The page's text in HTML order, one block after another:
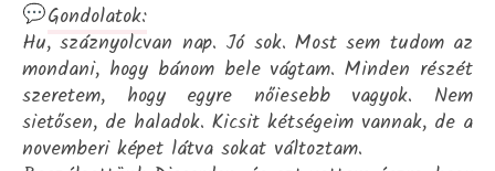
Gondolatok:
Hu, száznyolcvan nap. Jó sok. Most sem tudom az
mondani, hogy bánom bele vágtam. Minden részét
szeretem, hogy egyre nőiesebb vagyok. Nem
sietősen, de haladok. Kicsit kétségeim vannak, de a
novemberi képet látva sokat változtam.